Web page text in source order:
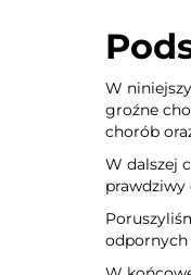
W
groźne
chorób
W dalszej
prawdziwy
odpornych